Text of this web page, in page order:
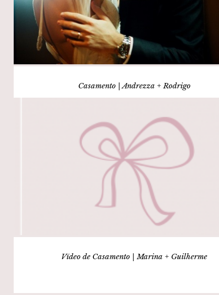
Casamento | Andrezza + Rodrigo
Vídeo de Casamento | Marina + Guilherme